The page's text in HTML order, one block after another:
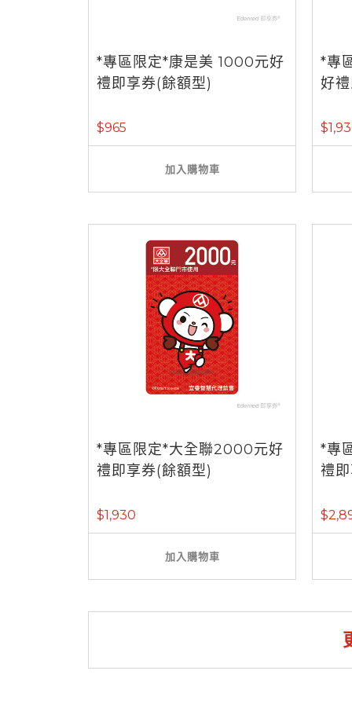
*專區限定*康是美 1000元好
禮即享券(餘額型)
$965
加入購物車
*專
好
*專區限定*大全聯2000元好
禮即享券(餘額型)
$1,930
加入購物車
*專
禮